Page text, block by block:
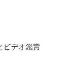
ビデオ鑑賞